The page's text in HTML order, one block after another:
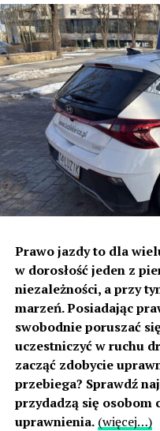
Prawo jazdy to dla
w dorosłość jeden z
niezależności, a przy
marzeń. Posiadając
swobodnie poruszać
uczestniczyć w ruchu
zacząć zdobycie
przebiega? Sprawdź
przydadzą się osobom
uprawnienia. (więcej…)